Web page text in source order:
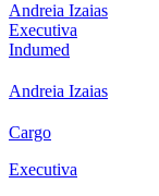
Andreia Izaias
Executiva
Indumed
Andreia Izaias
Cargo
Executiva